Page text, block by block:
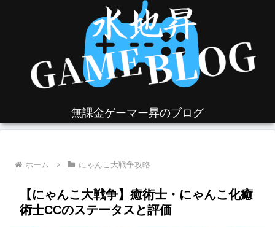
無課金ゲーマー昇のブログ
ホーム にゃんこ大戦争攻略
【にゃんこ大戦争】癒術士・にゃんこ化癒
術士CCのステータスと評価